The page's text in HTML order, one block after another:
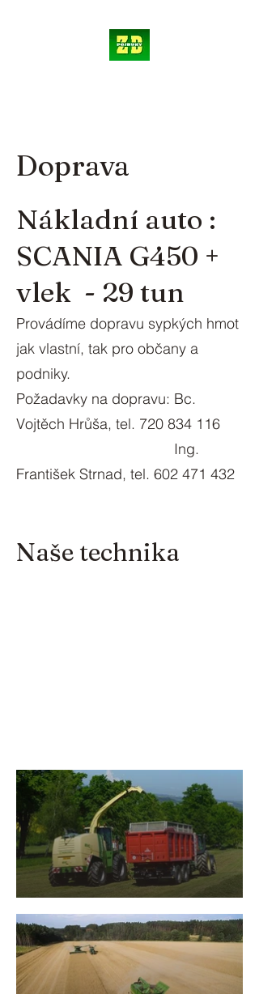
Doprava
Nákladní auto :
SCANIA G450 +
vlek - 29 tun
Provádíme dopravu sypkých hmot
jak vlastní, tak pro občany a
podniky.
Požadavky na dopravu: Bc.
Vojtěch Hrůša, tel. 720 834 116
Ing.
František Strnad, tel. 602 471 432
Naše technika